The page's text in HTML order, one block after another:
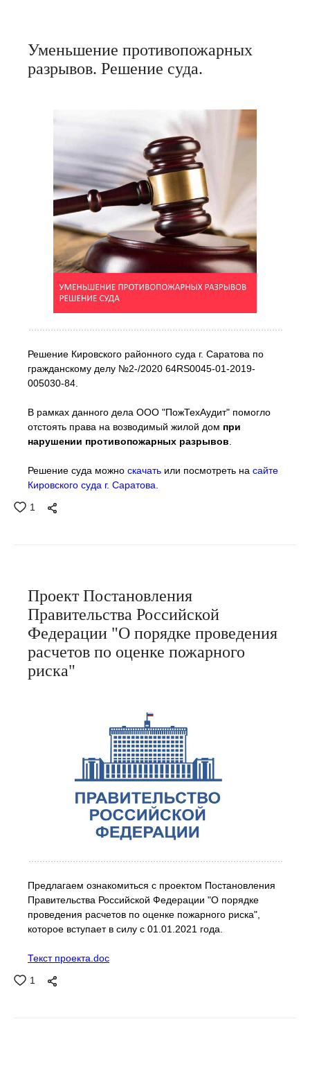
Уменьшение противопожарных
разрывов. Решение суда.
Решение Кировского районного суда г. Саратова по
гражданскому делу №2-/2020 64RS0045-01-2019-
005030-84.
В рамках данного дела ООО "ПожТехАудит" помогло
отстоять права на возводимый жилой дом при
нарушении противопожарных разрывов
Решение суда можно скачать или посмотреть на сайте
Кировского суда г. Саратова
1
Проект Постановления
Правительства Российской
Федерации "О порядке проведения
расчетов по оценке пожарного
риска"
Предлагаем ознакомиться с проектом Постановления
Правительства Российской Федерации "О порядке
проведения расчетов по оценке пожарного риска",
которое вступает в силу с 01.01.2021 года.
Текст проекта.doc
1